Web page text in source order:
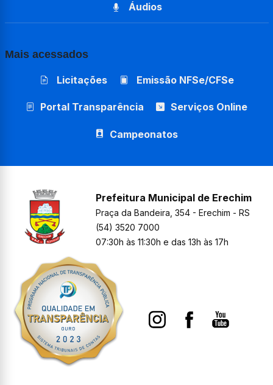
Áudios
Mais acessados
Licitações Emissão NFSe/CFSe
Portal Transparência Serviços Online
Campeonatos
Prefeitura Municipal de Erechim
Praça da Bandeira, 354 - Erechim - RS
(54) 3520 7000
07:30h às 11:30h e das 13h às 17h